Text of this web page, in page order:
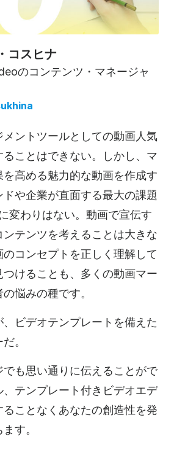
コスヒナ
のコンテンツ・マネージャ
ントツールとしての動画人気
ことはできない。しかし、マ
高める魅力的な動画を作成す
や企業が直面する最大の課題
変わりはない。動画で宣伝す
ンテンツを考えることは大きな
コンセプトを正しく理解して
つけることも、多くの動画マー
悩みの種です。
ビデオテンプレートを備えた
。
でも思い通りに伝えることがで
、テンプレート付きビデオエデ
ることなくあなたの創造性を発
す。